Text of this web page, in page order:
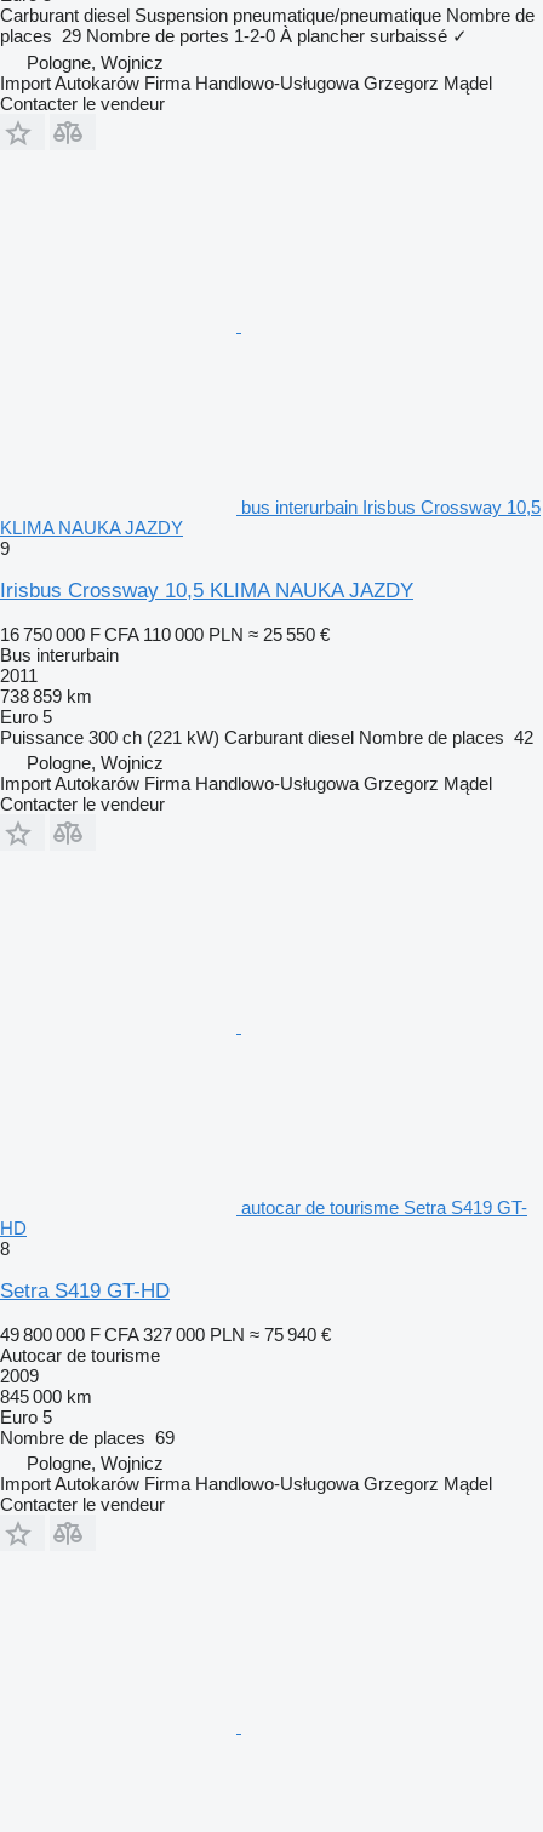
Carburant diesel Suspension pneumatique/pneumatique Nombre de
places 29 Nombre de portes 1-2-0 À plancher surbaissé ✓
Pologne, Wojnicz
Import Autokarów Firma Handlowo-Usługowa Grzegorz Mądel
Contacter le vendeur
bus interurbain Irisbus Crossway 10,5
KLIMA NAUKA JAZDY
9
Irisbus Crossway 10,5 KLIMA NAUKA JAZDY
16 750 000 F CFA 110 000 PLN ≈ 25 550 €
Bus interurbain
2011
738 859 km
Euro 5
Puissance 300 ch (221 kW) Carburant diesel Nombre de places 42
Pologne, Wojnicz
Import Autokarów Firma Handlowo-Usługowa Grzegorz Mądel
Contacter le vendeur
autocar de tourisme Setra S419 GT-
HD
8
Setra S419 GT-HD
49 800 000 F CFA 327 000 PLN ≈ 75 940 €
Autocar de tourisme
2009
845 000 km
Euro 5
Nombre de places 69
Pologne, Wojnicz
Import Autokarów Firma Handlowo-Usługowa Grzegorz Mądel
Contacter le vendeur